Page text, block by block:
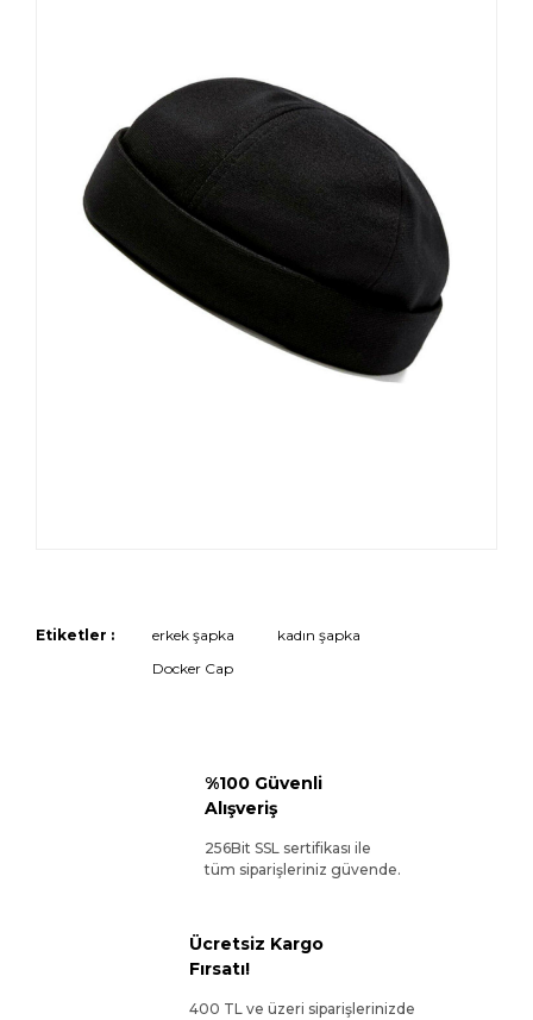
Etiketler : erkek şapka
kadın şapka
Docker Cap
%100 Güvenli
Alışveriş
256Bit SSL sertifikası ile
tüm siparişleriniz güvende.
Ücretsiz Kargo
Fırsatı!
400 TL ve üzeri siparişlerinizde